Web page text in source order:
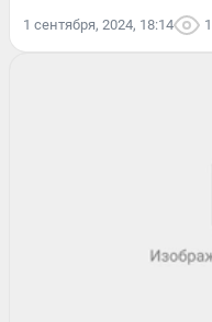
1 сентября, 2024, 18:14